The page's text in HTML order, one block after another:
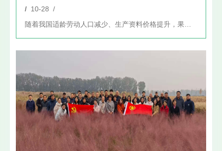
/ 10-28 /
随着我国适龄劳动人口减少、生产资料价格提升，果园雇工价格逐年...